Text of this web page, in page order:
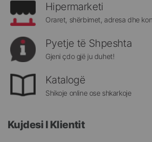
Hipermarketi
Oraret, shërbimet, adresa dhe
Pyetje të Shpeshta
Gjeni çdo gjë ju duhet!
Katalogë
Shikoje online ose shkarkoje
Kujdesi I Klientit